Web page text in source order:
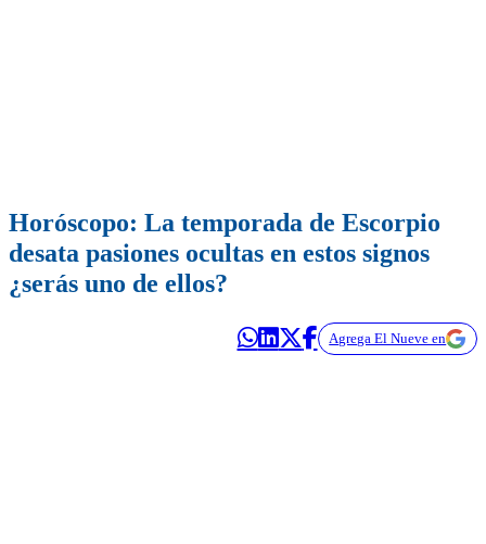
Horóscopo: La temporada de Escorpio
desata pasiones ocultas en estos signos
¿serás uno de ellos?
Agrega El Nueve en